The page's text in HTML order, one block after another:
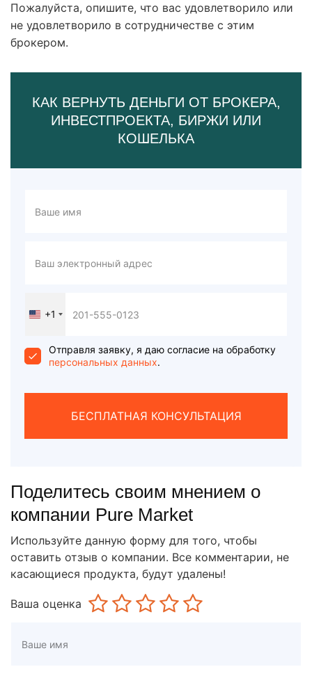
Пожалуйста, опишите, что вас удовлетворило или
не удовлетворило в сотрудничестве с этим
брокером.
КАК ВЕРНУТЬ ДЕНЬГИ ОТ БРОКЕРА,
ИНВЕСТПРОЕКТА, БИРЖИ ИЛИ
КОШЕЛЬКА
United
+1
+1
Отправля заявку, я даю согласие на обработку
персональных данных.
БЕСПЛАТНАЯ КОНСУЛЬТАЦИЯ
Поделитесь своим мнением о
компании Pure Market
Используйте данную форму для того, чтобы
оставить отзыв о компании. Все комментарии, не
касающиеся продукта, будут удалены!
Ваша оценка